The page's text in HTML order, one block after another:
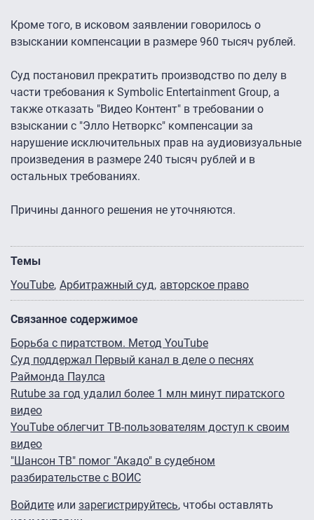
Кроме того, в исковом заявлении говорилось о
взыскании компенсации в размере 960 тысяч рублей.
Суд постановил прекратить производство по делу в
части требования к Symbolic Entertainment Group, а
также отказать "Видео Контент" в требовании о
взыскании с "Элло Нетворкс" компенсации за
нарушение исключительных прав на аудиовизуальные
произведения в размере 240 тысяч рублей и в
остальных требованиях.
Причины данного решения не уточняются.
Темы
YouTube Арбитражный суд авторское право
Связанное содержимое
Борьба с пиратством. Метод YouTube
Суд поддержал Первый канал в деле о песнях
Раймонда Паулса
Rutube за год удалил более 1 млн минут пиратского
видео
YouTube облегчит ТВ-пользователям доступ к своим
видео
"Шансон ТВ" помог "Акадо" в судебном
разбирательстве с ВОИС
Войдите или зарегистрируйтесь, чтобы оставлять